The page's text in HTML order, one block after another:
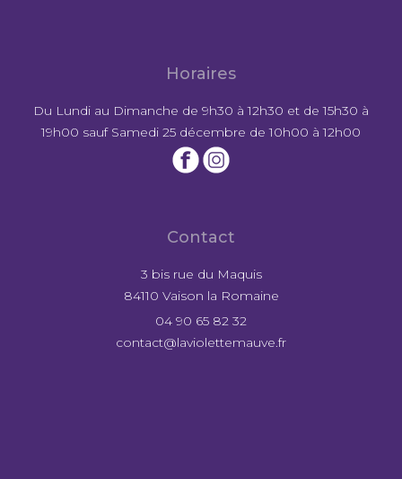
Horaires
Du Lundi au Dimanche de 9h30 à 12h30 et de 15h30 à
19h00 sauf Samedi 25 décembre de 10h00 à 12h00
Contact
3 bis rue du Maquis
84110 Vaison la Romaine
04 90 65 82 32
contact@laviolettemauve.fr